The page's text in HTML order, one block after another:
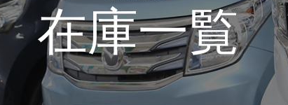
在庫一覧